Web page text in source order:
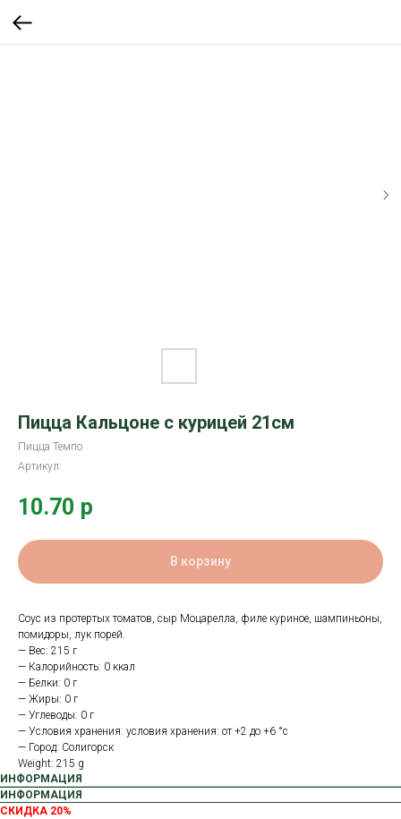
Пицца Кальцоне с курицей 21см
Пицца Темпо
Артикул:
10.70 р
В корзину
Соус из протертых томатов, сыр Моцарелла, филе куриное, шампиньоны,
помидоры, лук порей.
— Вес: 215 г
— Калорийность: 0 ккал
— Белки: 0 г
— Жиры: 0 г
— Углеводы: 0 г
— Условия хранения: условия хранения: от +2 до +6 °с
— Город: Солигорск
Weight: 215 g
ИНФОРМАЦИЯ
ИНФОРМАЦИЯ
СКИДКА 20%